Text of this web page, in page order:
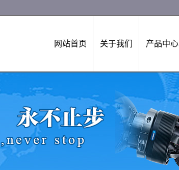
网站首页 关于我们 产品中心